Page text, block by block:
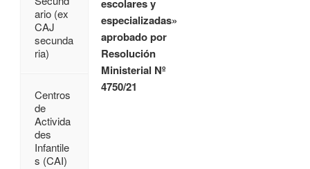
escolares y
especializadas»
aprobado por
Resolución
Ministerial Nº
4750/21
ario (ex
CAJ
secunda
ria)
Centros
de
Activida
des
Infantile
s (CAI)